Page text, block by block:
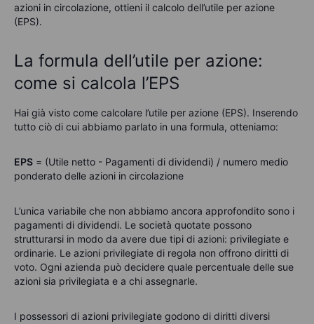
azioni in circolazione, ottieni il calcolo dell’utile per azione
(EPS).
La formula dell’utile per azione:
come si calcola l’EPS
Hai già visto come calcolare l’utile per azione (EPS). Inserendo
tutto ciò di cui abbiamo parlato in una formula, otteniamo:
EPS = (Utile netto - Pagamenti di dividendi) / numero medio
ponderato delle azioni in circolazione
L’unica variabile che non abbiamo ancora approfondito sono i
pagamenti di dividendi. Le società quotate possono
strutturarsi in modo da avere due tipi di azioni: privilegiate e
ordinarie. Le azioni privilegiate di regola non offrono diritti di
voto. Ogni azienda può decidere quale percentuale delle sue
azioni sia privilegiata e a chi assegnarle.
I possessori di azioni privilegiate godono di diritti diversi